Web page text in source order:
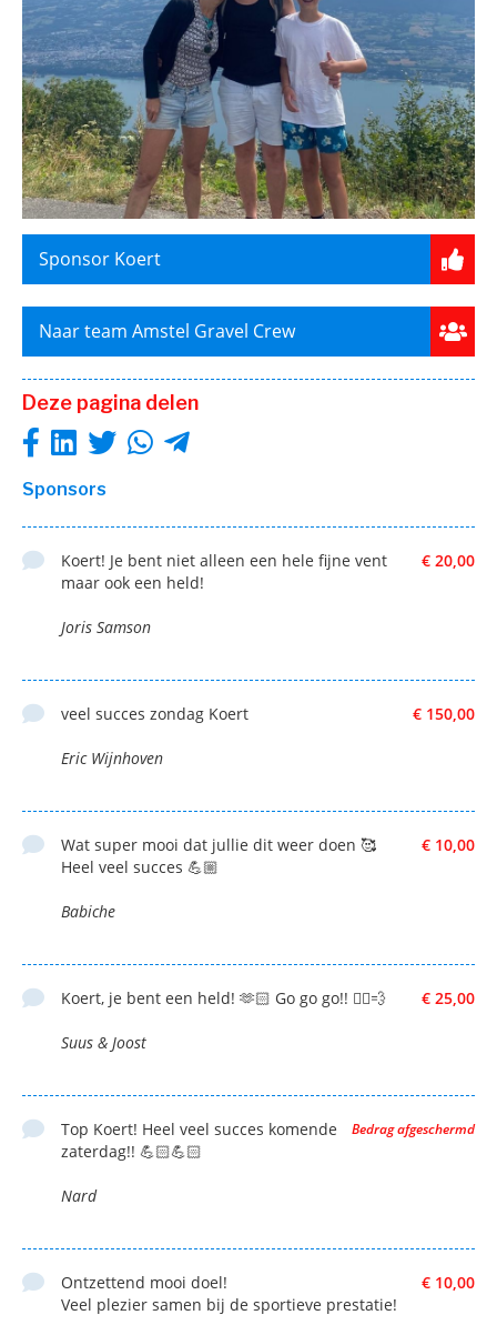
Sponsor Koert
Naar team Amstel Gravel Crew
Deze pagina delen
Sponsors
€ 20,00
Koert! Je bent niet alleen een hele fijne vent
maar ook een held!
Joris Samson
€ 150,00
veel succes zondag Koert
Eric Wijnhoven
€ 10,00
Wat super mooi dat jullie dit weer doen 🥰
Heel veel succes 💪🏼
Babiche
€ 25,00
Koert, je bent een held! 🫶🏻 Go go go!! 🚴‍♂️💨
Suus & Joost
Bedrag afgeschermd
Top Koert! Heel veel succes komende
zaterdag!! 💪🏻💪🏻
Nard
€ 10,00
Ontzettend mooi doel!
Veel plezier samen bij de sportieve prestatie!